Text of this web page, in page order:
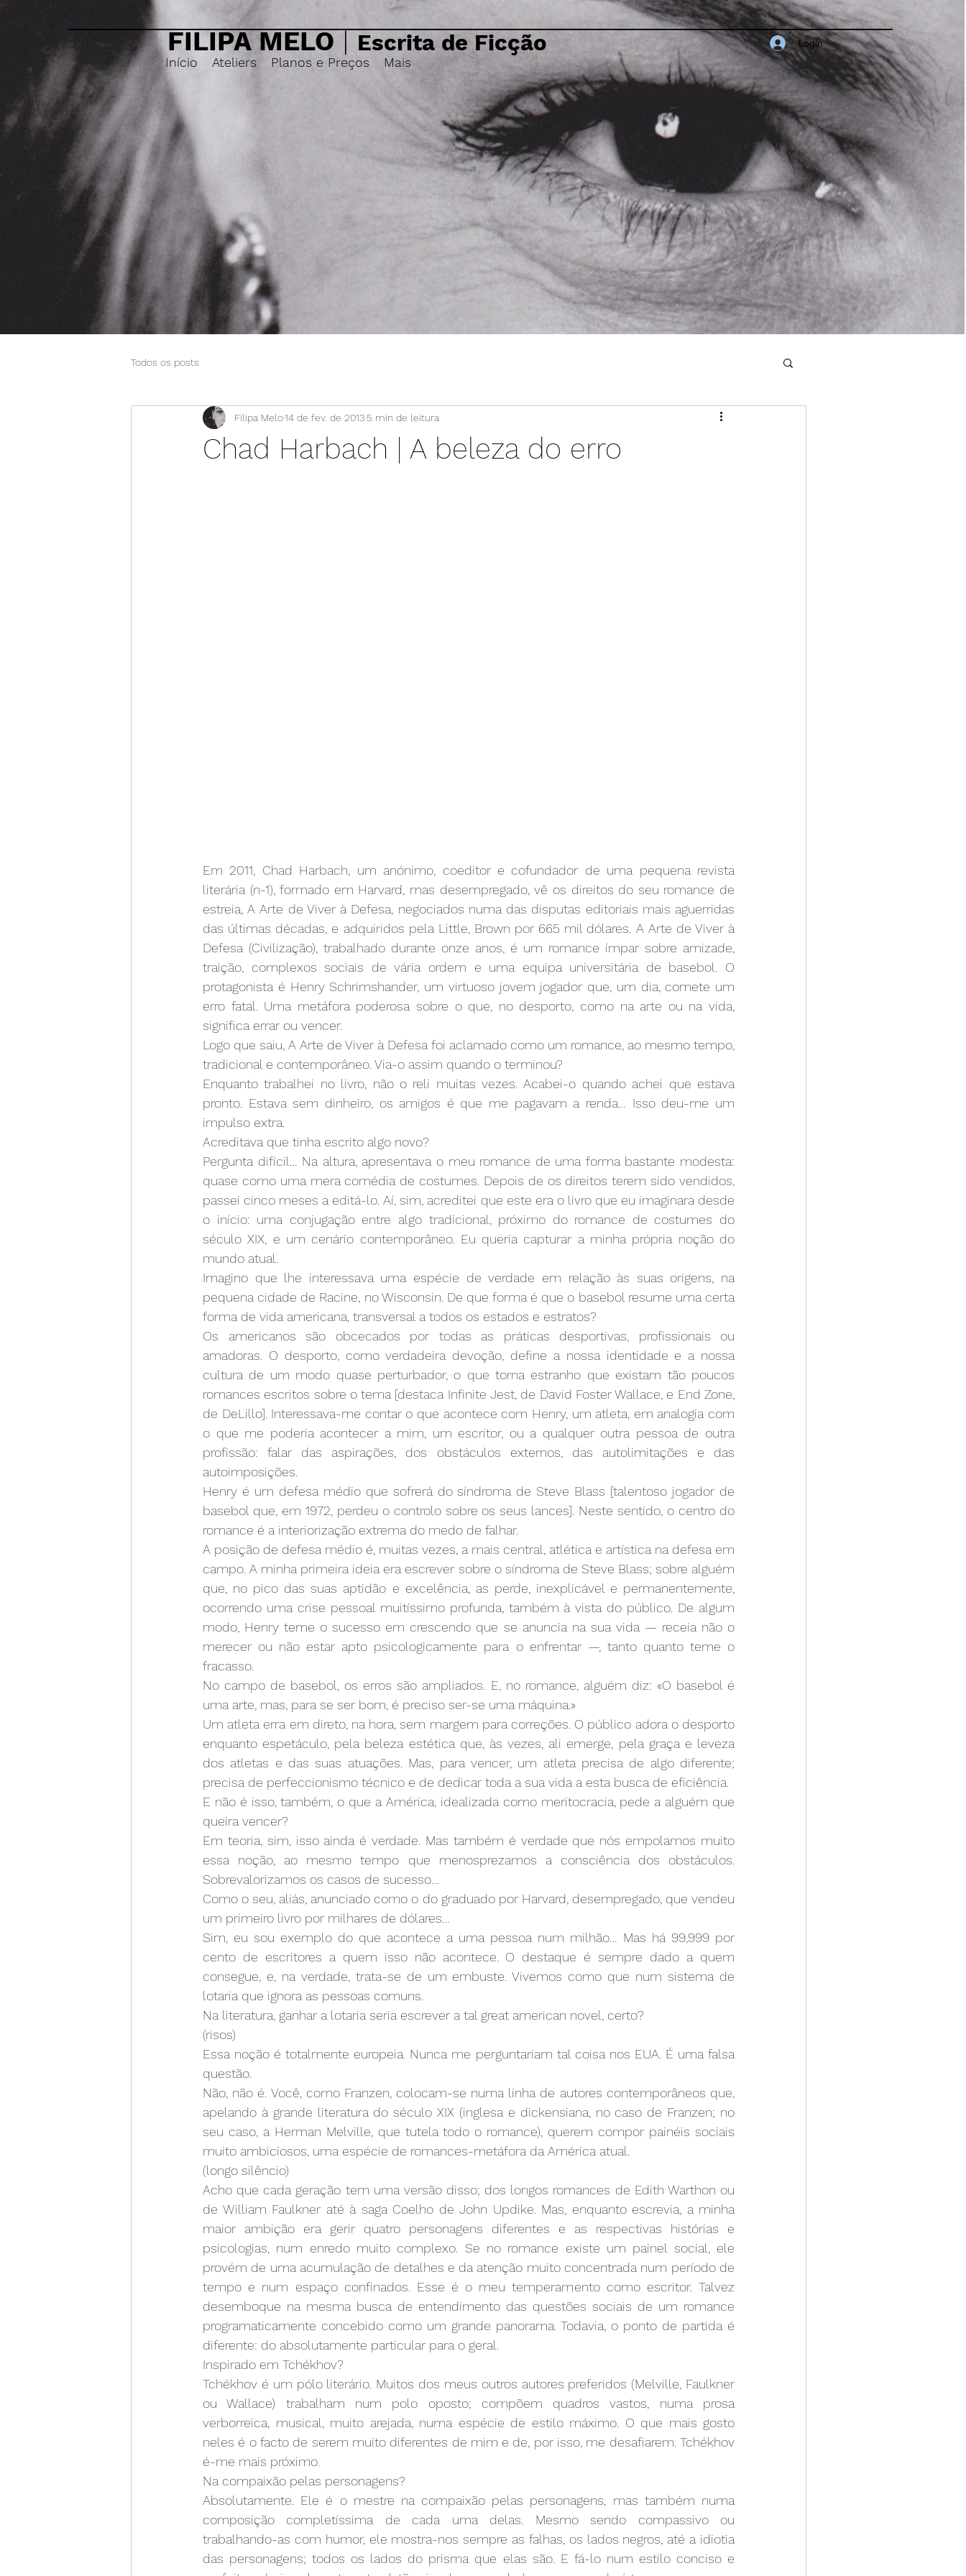
FILIPA MELO | Escrita de Ficção Login
Início Ateliers Planos e Preços Mais
Todos os posts
Chad Harbach | A beleza do erro
Filipa Melo14 de fev. de 2013 5 min de leitura
Em 2011, Chad Harbach, um anónimo, coeditor e cofundador de uma pequena revista
literária (n-1), formado em Harvard, mas desempregado, vê os direitos do seu romance de
estreia, A Arte de Viver à Defesa, negociados numa das disputas editoriais mais aguerridas
das últimas décadas, e adquiridos pela Little, Brown por 665 mil dólares. A Arte de Viver à
Defesa (Civilização), trabalhado durante onze anos, é um romance ímpar sobre amizade,
traição, complexos sociais de vária ordem e uma equipa universitária de basebol. O
protagonista é Henry Schrimshander, um virtuoso jovem jogador que, um dia, comete um
erro fatal. Uma metáfora poderosa sobre o que, no desporto, como na arte ou na vida,
significa errar ou vencer.
Logo que saiu, A Arte de Viver à Defesa foi aclamado como um romance, ao mesmo tempo,
tradicional e contemporâneo. Via-o assim quando o terminou?
Enquanto trabalhei no livro, não o reli muitas vezes. Acabei-o quando achei que estava
pronto. Estava sem dinheiro, os amigos é que me pagavam a renda… Isso deu-me um
impulso extra.
Acreditava que tinha escrito algo novo?
Pergunta difícil… Na altura, apresentava o meu romance de uma forma bastante modesta:
quase como uma mera comédia de costumes. Depois de os direitos terem sido vendidos,
passei cinco meses a editá-lo. Aí, sim, acreditei que este era o livro que eu imaginara desde
o início: uma conjugação entre algo tradicional, próximo do romance de costumes do
século XIX, e um cenário contemporâneo. Eu queria capturar a minha própria noção do
mundo atual.
Imagino que lhe interessava uma espécie de verdade em relação às suas origens, na
pequena cidade de Racine, no Wisconsin. De que forma é que o basebol resume uma certa
forma de vida americana, transversal a todos os estados e estratos?
Os americanos são obcecados por todas as práticas desportivas, profissionais ou
amadoras. O desporto, como verdadeira devoção, define a nossa identidade e a nossa
cultura de um modo quase perturbador, o que torna estranho que existam tão poucos
romances escritos sobre o tema [destaca Infinite Jest, de David Foster Wallace, e End Zone,
de DeLillo]. Interessava-me contar o que acontece com Henry, um atleta, em analogia com
o que me poderia acontecer a mim, um escritor, ou a qualquer outra pessoa de outra
profissão: falar das aspirações, dos obstáculos externos, das autolimitações e das
autoimposições.
Henry é um defesa médio que sofrerá do síndroma de Steve Blass [talentoso jogador de
basebol que, em 1972, perdeu o controlo sobre os seus lances]. Neste sentido, o centro do
romance é a interiorização extrema do medo de falhar.
A posição de defesa médio é, muitas vezes, a mais central, atlética e artística na defesa em
campo. A minha primeira ideia era escrever sobre o síndroma de Steve Blass; sobre alguém
que, no pico das suas aptidão e excelência, as perde, inexplicável e permanentemente,
ocorrendo uma crise pessoal muitíssimo profunda, também à vista do público. De algum
modo, Henry teme o sucesso em crescendo que se anuncia na sua vida — receia não o
merecer ou não estar apto psicologicamente para o enfrentar —, tanto quanto teme o
fracasso.
No campo de basebol, os erros são ampliados. E, no romance, alguém diz: «O basebol é
uma arte, mas, para se ser bom, é preciso ser-se uma máquina.»
Um atleta erra em direto, na hora, sem margem para correções. O público adora o desporto
enquanto espetáculo, pela beleza estética que, às vezes, ali emerge, pela graça e leveza
dos atletas e das suas atuações. Mas, para vencer, um atleta precisa de algo diferente;
precisa de perfeccionismo técnico e de dedicar toda a sua vida a esta busca de eficiência.
E não é isso, também, o que a América, idealizada como meritocracia, pede a alguém que
queira vencer?
Em teoria, sim, isso ainda é verdade. Mas também é verdade que nós empolamos muito
essa noção, ao mesmo tempo que menosprezamos a consciência dos obstáculos.
Sobrevalorizamos os casos de sucesso…
Como o seu, aliás, anunciado como o do graduado por Harvard, desempregado, que vendeu
um primeiro livro por milhares de dólares…
Sim, eu sou exemplo do que acontece a uma pessoa num milhão… Mas há 99,999 por
cento de escritores a quem isso não acontece. O destaque é sempre dado a quem
consegue, e, na verdade, trata-se de um embuste. Vivemos como que num sistema de
lotaria que ignora as pessoas comuns.
Na literatura, ganhar a lotaria seria escrever a tal great american novel, certo?
(risos)
Essa noção é totalmente europeia. Nunca me perguntariam tal coisa nos EUA. É uma falsa
questão.
Não, não é. Você, como Franzen, colocam-se numa linha de autores contemporâneos que,
apelando à grande literatura do século XIX (inglesa e dickensiana, no caso de Franzen; no
seu caso, a Herman Melville, que tutela todo o romance), querem compor painéis sociais
muito ambiciosos, uma espécie de romances-metáfora da América atual.
(longo silêncio)
Acho que cada geração tem uma versão disso; dos longos romances de Edith Warthon ou
de William Faulkner até à saga Coelho de John Updike. Mas, enquanto escrevia, a minha
maior ambição era gerir quatro personagens diferentes e as respectivas histórias e
psicologias, num enredo muito complexo. Se no romance existe um painel social, ele
provém de uma acumulação de detalhes e da atenção muito concentrada num período de
tempo e num espaço confinados. Esse é o meu temperamento como escritor. Talvez
desemboque na mesma busca de entendimento das questões sociais de um romance
programaticamente concebido como um grande panorama. Todavia, o ponto de partida é
diferente: do absolutamente particular para o geral.
Inspirado em Tchékhov?
Tchékhov é um pólo literário. Muitos dos meus outros autores preferidos (Melville, Faulkner
ou Wallace) trabalham num polo oposto; compõem quadros vastos, numa prosa
verborreica, musical, muito arejada, numa espécie de estilo máximo. O que mais gosto
neles é o facto de serem muito diferentes de mim e de, por isso, me desafiarem. Tchékhov
é-me mais próximo.
Na compaixão pelas personagens?
Absolutamente. Ele é o mestre na compaixão pelas personagens, mas também numa
composição completíssima de cada uma delas. Mesmo sendo compassivo ou
trabalhando-as com humor, ele mostra-nos sempre as falhas, os lados negros, até a idiotia
das personagens; todos os lados do prisma que elas são. E fá-lo num estilo conciso e